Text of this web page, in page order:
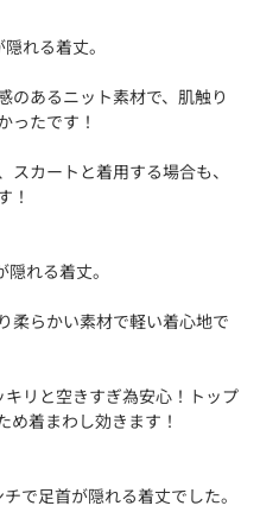
れる着丈。
あるニット素材で、肌触り
ったです！
カートと着用する場合も、
！
れる着丈。
柔らかい素材で軽い着心地で
リと空きすぎ為安心！トップ
め着まわし効きます！
で足首が隠れる着丈でした。